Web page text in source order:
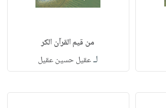
من قيم القرآن الكر
لـعقيل حسين عقيل